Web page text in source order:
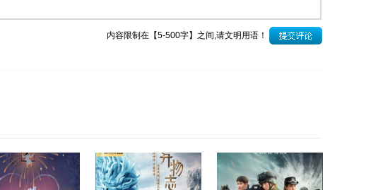
内容限制在【5-500字】之间,请文明用语！